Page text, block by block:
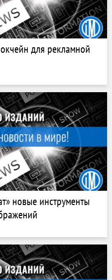
для рекламной
новые инструменты